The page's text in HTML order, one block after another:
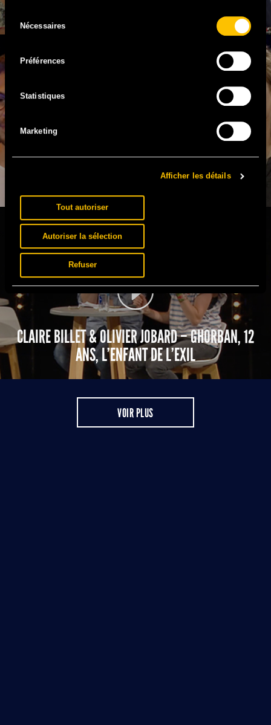
duNécessaires
Préférences
Statistiques
Marketing
Afficher les détails
Tout autoriser
Autoriser la sélection
Refuser
LOÏC & LUCIE – CHANGEONS LE REGARD SUR LE
CLAIRE BILLET & OLIVIER JOBARD – GHORBAN, 12
ANS, L’ENFANT DE L’EXIL
VOIR PLUS